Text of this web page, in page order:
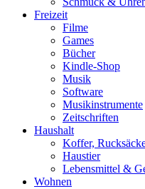
Freizeit
Filme
Games
Bücher
Kindle-Shop
Musik
Software
Musikinstrumente
Zeitschriften
Haushalt
Koffer,
Haustier
Lebensmittel &
Wohnen